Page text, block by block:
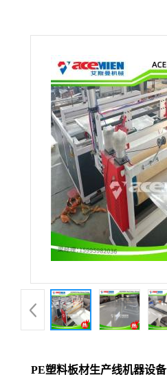
PE塑料板材生产线机器设备